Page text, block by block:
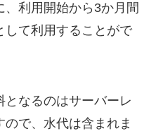
利用開始から3か月間
して利用することがで
なるのはサーバーレ
で、水代は含まれま